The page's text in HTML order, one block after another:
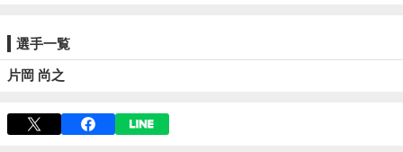
選手一覧
片岡 尚之